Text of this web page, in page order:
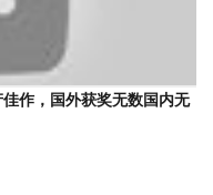
作，国外获奖无数国内无